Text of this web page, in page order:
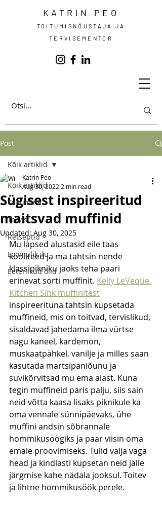
KATRIN PEO
TOITUMISNÕUSTAJA JA
TERVISEMENTOR
Post
Kõik artiklid
Toitumine
Tervis
Retseptid
Loomulik ilu
Eeterlikud õlid
Kõik artiklid
Sügisest inspireeritud
maitsvad muffinid
Katrin Peo
Aug 30, 2022 2 min read
Updated:Aug 30, 2025
Mu lapsed alustasid eile taas
kooliteed ja ma tahtsin nende
klassipikniku jaoks teha paari
erinevat sorti muffinit. Kelly LeVeque
Kitchen Sink muffinitest
inspireerituna tahtsin küpsetada
muffineid, mis on toitvad, tervislikud,
sisaldavad jahedama ilma vürtse
nagu kaneel, kardemon,
muskaatpähkel, vanilje ja milles saan
kasutada martsipaniõunu ja
suvikõrvitsad mu ema aiast. Kuna
tegin muffineid päris palju, siis sain
neid võtta kaasa lisaks piknikule ka
oma vennale sünnipäevaks, ühe
muffini andsin sõbrannale
hommikusöögiks ja paar viisin oma
emale proovimiseks. Tulid välja väga
head ja kindlasti küpsetan neid jälle
järgmise kahe nädala jooksul. Toitev
ja lihtne hommikusöök perele.